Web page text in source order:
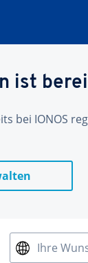
ist
bei IONOS
Ihre